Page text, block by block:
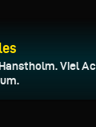
Viel